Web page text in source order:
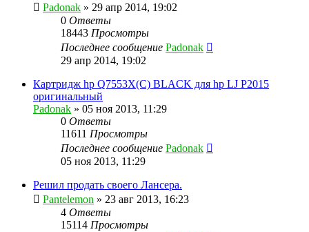
Padonak » 29 апр 2014, 19:02
0 Ответы
18443 Просмотры
Последнее сообщение Padonak
29 апр 2014, 19:02
Картридж hp Q7553X(C) BLACK для hp LJ P2015
оригинальный
Padonak » 05 ноя 2013, 11:29
0 Ответы
11611 Просмотры
Последнее сообщение Padonak
05 ноя 2013, 11:29
Решил продать своего Лансера.
Pantelemon » 23 авг 2013, 16:23
4 Ответы
15114 Просмотры